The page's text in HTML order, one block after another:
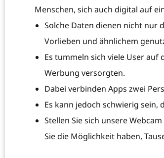
Menschen, sich auch digital auf
Solche Daten dienen nicht nur
Vorlieben und ähnlichem
Es tummeln sich viele User
Werbung versorgten.
Dabei verbinden Apps zwei
Es kann jedoch schwierig sein,
Stellen Sie sich unsere
Sie die Möglichkeit haben,